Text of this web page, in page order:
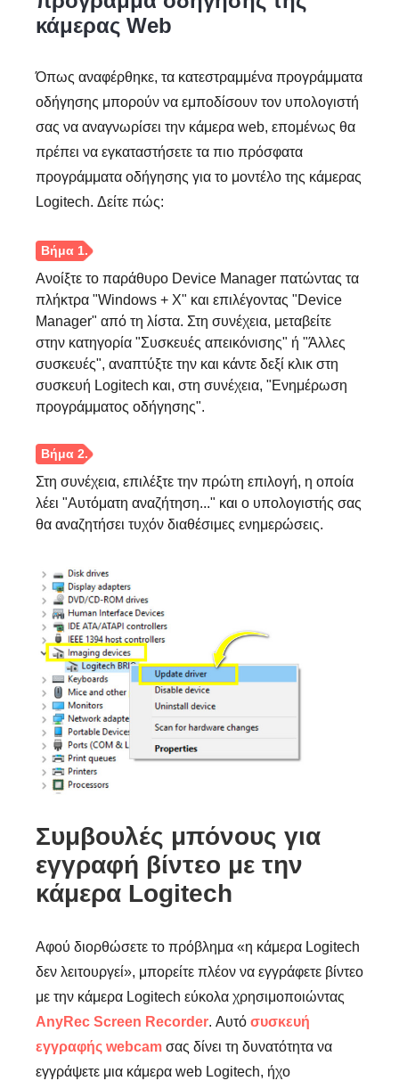
κάμερας Web
Όπως αναφέρθηκε, τα κατεστραμμένα προγράμματα
οδήγησης μπορούν να εμποδίσουν τον υπολογιστή
σας να αναγνωρίσει την κάμερα web, επομένως θα
πρέπει να εγκαταστήσετε τα πιο πρόσφατα
προγράμματα οδήγησης για το μοντέλο της κάμερας
Logitech. Δείτε πώς:
Ανοίξτε το παράθυρο Device Manager πατώντας τα
πλήκτρα "Windows + X" και επιλέγοντας "Device
Manager" από τη λίστα. Στη συνέχεια, μεταβείτε
στην κατηγορία "Συσκευές απεικόνισης" ή "Άλλες
συσκευές", αναπτύξτε την και κάντε δεξί κλικ στη
συσκευή Logitech και, στη συνέχεια, "Ενημέρωση
προγράμματος οδήγησης".
Στη συνέχεια, επιλέξτε την πρώτη επιλογή, η οποία
λέει "Αυτόματη αναζήτηση..." και ο υπολογιστής σας
θα αναζητήσει τυχόν διαθέσιμες ενημερώσεις.
Συμβουλές μπόνους για
εγγραφή βίντεο με την
κάμερα Logitech
Αφού διορθώσετε το πρόβλημα «η κάμερα Logitech
δεν λειτουργεί», μπορείτε πλέον να εγγράφετε βίντεο
με την κάμερα Logitech εύκολα χρησιμοποιώντας
AnyRec Screen Recorder. Αυτό συσκευή
εγγραφής webcam σας δίνει τη δυνατότητα να
εγγράψετε μια κάμερα web Logitech, ήχο